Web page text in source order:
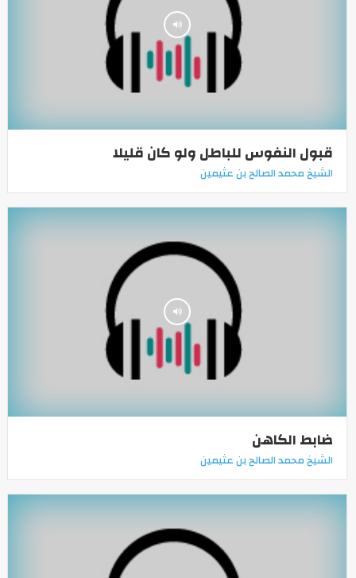
قبول النفوس للباطل ولو كان قليلا
الشيخ محمد الصالح بن عثيمين
ضابط الكاهن
الشيخ محمد الصالح بن عثيمين